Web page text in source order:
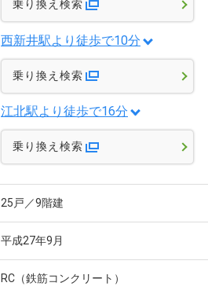
乗り換え検索
西新井駅より徒歩で10分
乗り換え検索
江北駅より徒歩で16分
乗り換え検索
25戸／9階建
平成27年9月
RC（鉄筋コンクリート）